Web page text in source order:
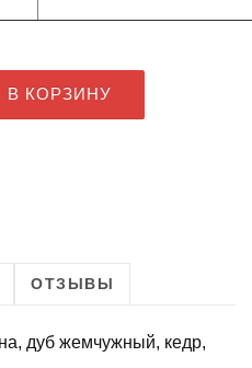
В КОРЗИНУ
ОТЗЫВЫ
дуб жемчужный, кедр,